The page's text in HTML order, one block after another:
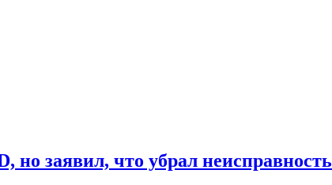
заявил, что убрал неисправность